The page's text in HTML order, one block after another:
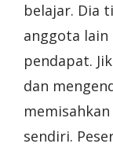
belajar. Dia
anggota
pendapat.
dan
sendiri.